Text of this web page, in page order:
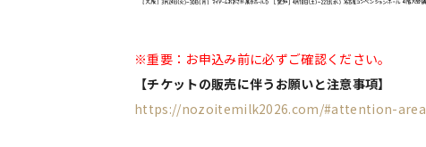
※重要：お申込み前に必ずご確認ください。
【チケットの販売に伴うお願いと注意事項】
https://nozoitemilk2026.com/#attention-area